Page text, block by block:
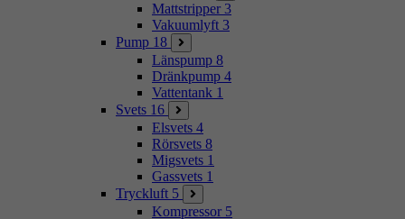
Mattstripper 3
Vakuumlyft 3
Pump 18
Länspump 8
Dränkpump 4
Vattentank 1
Svets 16
Elsvets 4
Rörsvets 8
Migsvets 1
Gassvets 1
Tryckluft 5
Kompressor 5